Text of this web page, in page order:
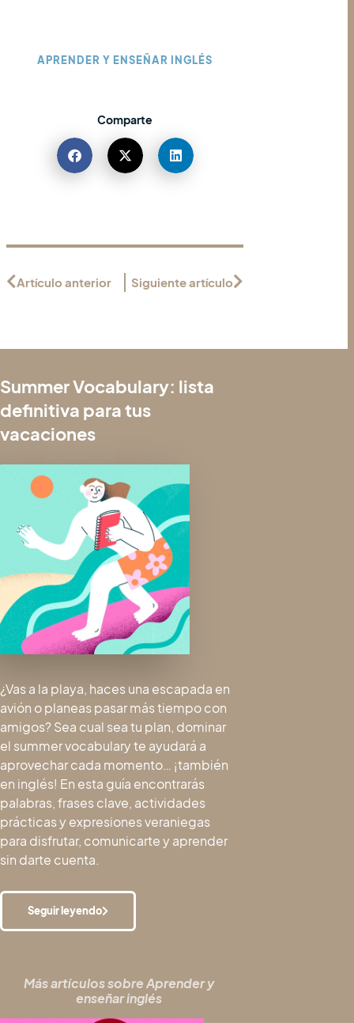
APRENDER Y ENSEÑAR INGLÉS
Comparte
Artículo anterior Siguiente artículo
Summer Vocabulary: lista
definitiva para tus
vacaciones
¿Vas a la playa, haces una escapada en
avión o planeas pasar más tiempo con
amigos? Sea cual sea tu plan, dominar
el summer vocabulary te ayudará a
aprovechar cada momento… ¡también
en inglés! En esta guía encontrarás
palabras, frases clave, actividades
prácticas y expresiones veraniegas
para disfrutar, comunicarte y aprender
sin darte cuenta.
Seguir leyendo
Más artículos sobreAprender y
enseñar inglés